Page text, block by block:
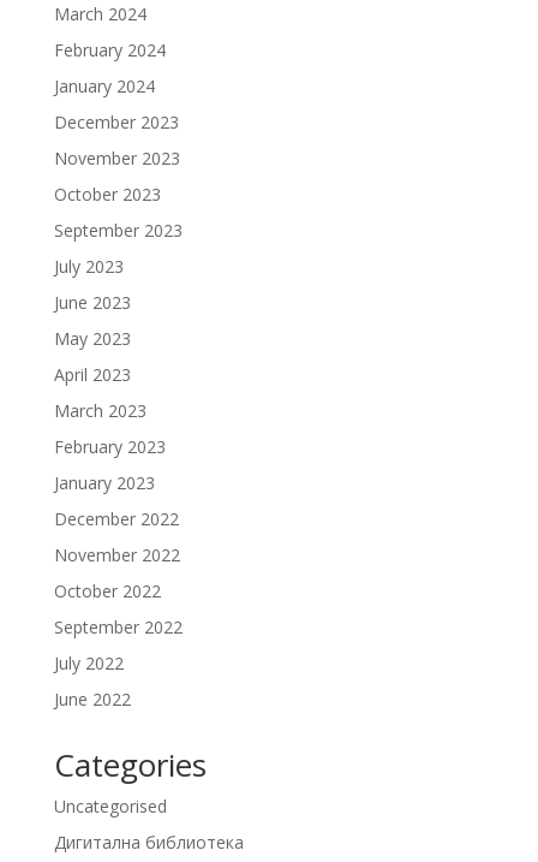
March 2024
February 2024
January 2024
December 2023
November 2023
October 2023
September 2023
July 2023
June 2023
May 2023
April 2023
March 2023
February 2023
January 2023
December 2022
November 2022
October 2022
September 2022
July 2022
June 2022
Categories
Uncategorised
Дигитална библиотека